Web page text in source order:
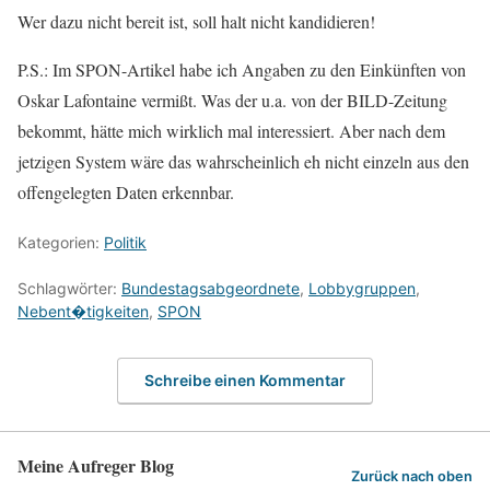
Wer dazu nicht bereit ist, soll halt nicht kandidieren!
P.S.: Im SPON-Artikel habe ich Angaben zu den Einkünften von
Oskar Lafontaine vermißt. Was der u.a. von der BILD-Zeitung
bekommt, hätte mich wirklich mal interessiert. Aber nach dem
jetzigen System wäre das wahrscheinlich eh nicht einzeln aus den
offengelegten Daten erkennbar.
Kategorien: Politik
Schlagwörter: Bundestagsabgeordnete, Lobbygruppen,
Nebent�tigkeiten, SPON
Schreibe einen Kommentar
Meine Aufreger Blog Zurück nach oben